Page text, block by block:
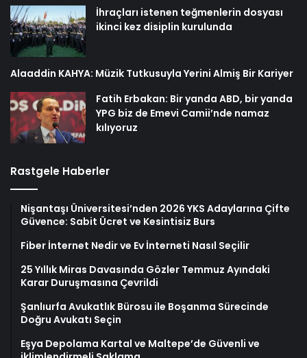
İhraçları istenen teğmenlerin dosyası
ikinci kez disiplin kurulunda
Alaaddin KAHYA: Müzik Tutkusuyla Yerini Almiş Bir Kariyer
Fatih Erbakan: Bir yanda ABD, bir yanda
YPG biz de Emevi Camii’nde namaz
kılıyoruz
Rastgele Haberler
Nişantaşı Üniversitesi’nden 2026 YKS Adaylarına Çifte
Güvence: Sabit Ücret ve Kesintisiz Burs
Fiber İnternet Nedir ve Ev İnterneti Nasıl Seçilir
25 Yıllık Miras Davasında Gözler Temmuz Ayındaki
Karar Duruşmasına Çevrildi
Şanlıurfa Avukatlık Bürosu ile Boşanma Sürecinde
Doğru Avukatı Seçin
Eşya Depolama Kartal ve Maltepe’de Güvenli ve